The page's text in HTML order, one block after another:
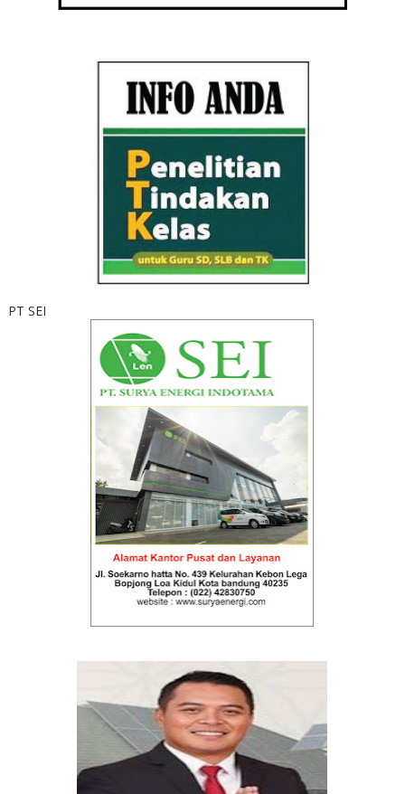
PT SEI